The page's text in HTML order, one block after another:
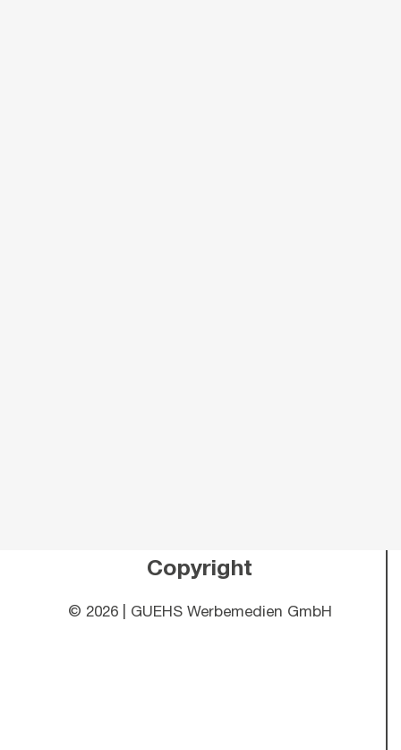
Copyright
© 2026 | GUEHS Werbemedien GmbH